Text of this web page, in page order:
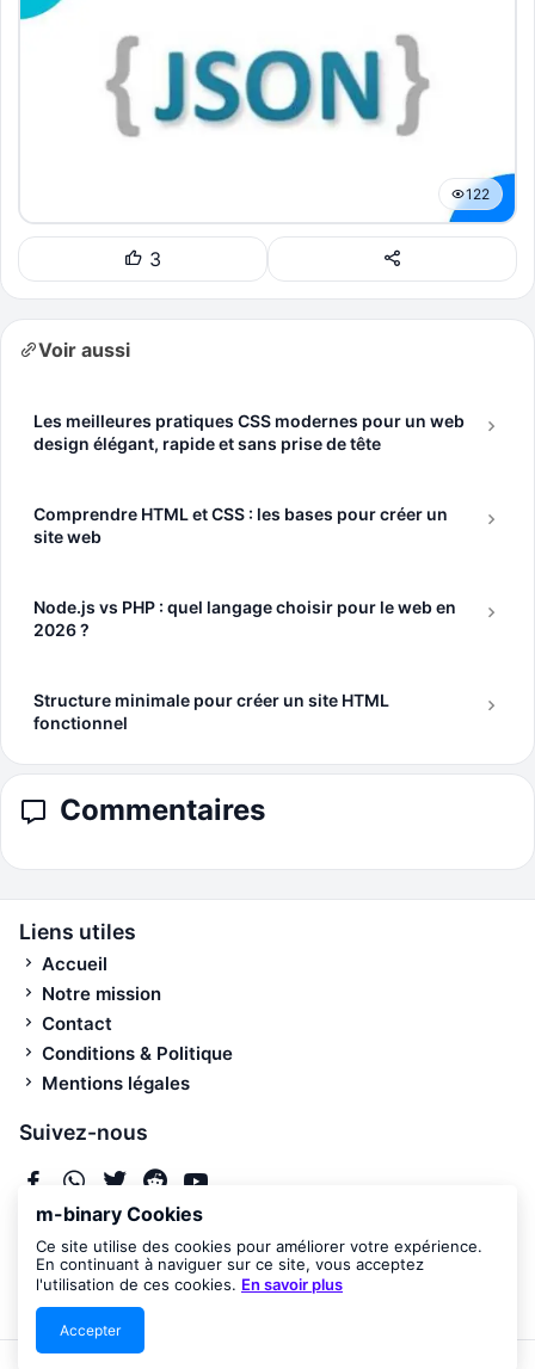
m-binary Cookies
Ce site utilise des cookies pour améliorer votre expérience.
En continuant à naviguer sur ce site, vous acceptez
l'utilisation de ces cookies. En savoir plus
Accepter
122
3
Voir aussi
Les meilleures pratiques CSS modernes pour un web
design élégant, rapide et sans prise de tête
Comprendre HTML et CSS : les bases pour créer un
site web
Node.js vs PHP : quel langage choisir pour le web en
2026 ?
Structure minimale pour créer un site HTML
fonctionnel
Commentaires
Liens utiles
Accueil
Notre mission
Contact
Conditions & Politique
Mentions légales
Suivez-nous
Newsletter
Recevez les nouvelles publications par email.
© 2026 M-Binary — Tous droits réservés